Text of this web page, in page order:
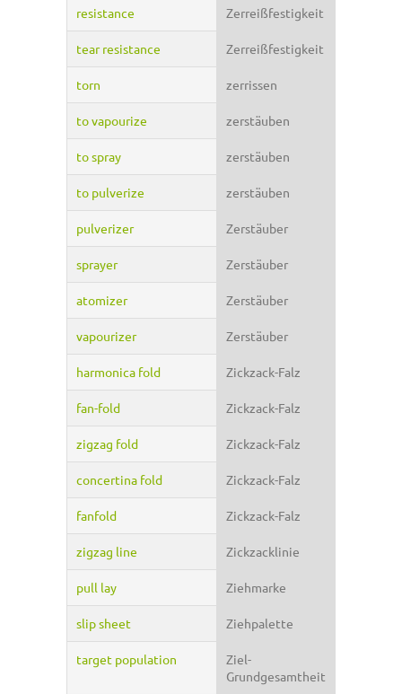
resistance Zerreißfestigkeit
tear resistance Zerreißfestigkeit
torn zerrissen
to vapourize zerstäuben
to spray zerstäuben
to pulverize zerstäuben
pulverizer Zerstäuber
sprayer Zerstäuber
atomizer Zerstäuber
vapourizer Zerstäuber
harmonica fold Zickzack-Falz
fan-fold Zickzack-Falz
zigzag fold Zickzack-Falz
concertina fold Zickzack-Falz
fanfold Zickzack-Falz
zigzag line Zickzacklinie
pull lay Ziehmarke
slip sheet Ziehpalette
target population
Ziel-
Grundgesamtheit